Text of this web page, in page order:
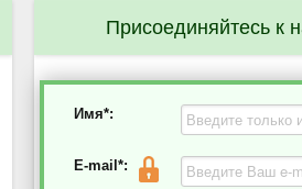
Присоединяйтесь к
Имя*:
E-mail*: